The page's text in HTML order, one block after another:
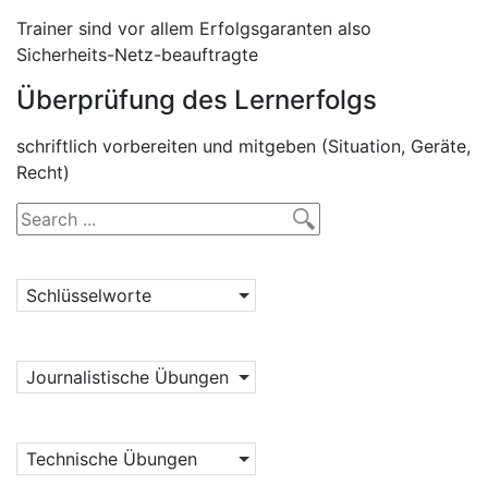
Trainer sind vor allem Erfolgsgaranten also
Sicherheits-Netz-beauftragte
Überprüfung des Lernerfolgs
schriftlich vorbereiten und mitgeben (Situation, Geräte,
Recht)
Schlüsselworte
Journalistische Übungen
Technische Übungen